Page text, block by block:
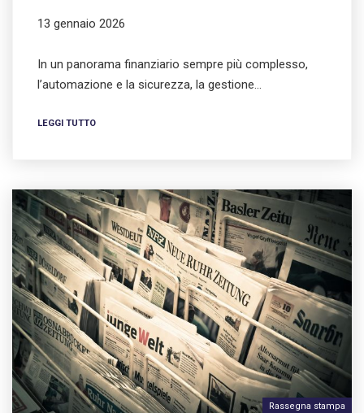
13 gennaio 2026
In un panorama finanziario sempre più complesso,
l’automazione e la sicurezza, la gestione…
LEGGI TUTTO
Rassegna stampa